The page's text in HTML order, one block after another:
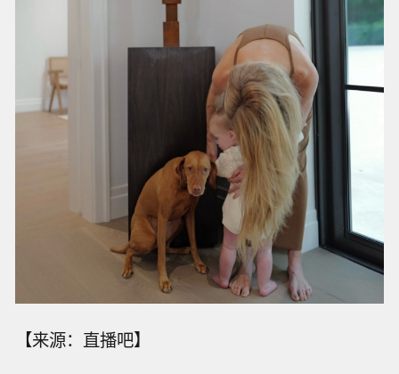
【来源：直播吧】